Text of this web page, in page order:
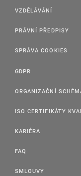
VZDĚLÁVÁNÍ
PRÁVNÍ PŘEDPISY
SPRÁVA COOKIES
GDPR
ORGANIZAČNÍ
ISO CERTIFIKÁTY
KARIÉRA
FAQ
SMLOUVY